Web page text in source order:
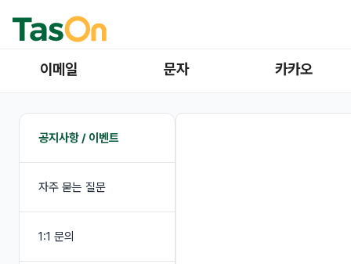
이메일 문자 카카오
공지사항 / 이벤트
자주 묻는 질문
1:1 문의